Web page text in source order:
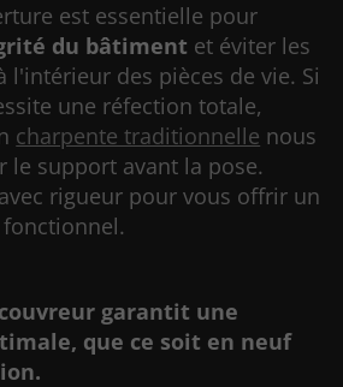
est essentielle pour
du bâtiment et éviter les
l'intérieur des pièces de vie. Si
une réfection totale,
charpente traditionnelle nous
le support avant la pose.
rigueur pour vous offrir un
garantit une
que ce soit en neuf